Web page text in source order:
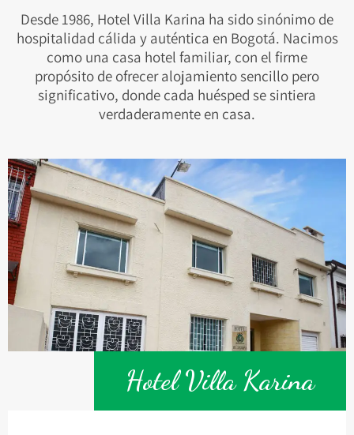
Desde 1986, Hotel Villa Karina ha sido sinónimo de
hospitalidad cálida y auténtica en Bogotá. Nacimos
como una casa hotel familiar, con el firme
propósito de ofrecer alojamiento sencillo pero
significativo, donde cada huésped se sintiera
verdaderamente en casa.
Hotel Villa Karina